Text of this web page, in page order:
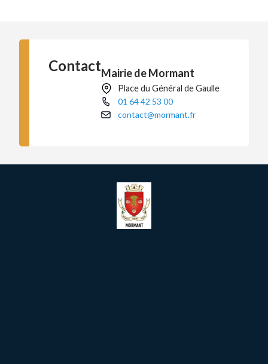
ContactMairie de Mormant
Place du Général de Gaulle
01 64 42 53 00
contact@mormant.fr